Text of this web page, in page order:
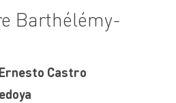
Barthélémy-
Ernesto Castro